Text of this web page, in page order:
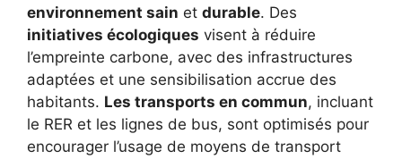
environnement sain et durable. Des
initiatives écologiques visent à réduire
l’empreinte carbone, avec des infrastructures
adaptées et une sensibilisation accrue des
habitants. Les transports en commun, incluant
le RER et les lignes de bus, sont optimisés pour
encourager l’usage de moyens de transport